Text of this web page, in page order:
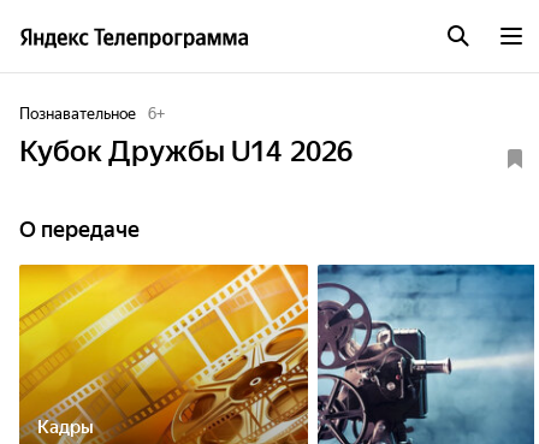
Познавательное 6+
Кубок Дружбы U14 2026
О передаче
Кадры